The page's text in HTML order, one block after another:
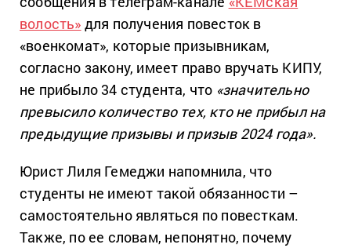
волость» для получения повесток в
«военкомат», которые призывникам,
согласно закону, имеет право вручать КИПУ,
не прибыло 34 студента, что «значительно
превысило количество тех, кто не прибыл на
предыдущие призывы и призыв 2024 года».
Юрист Лиля Гемеджи напомнила, что
студенты не имеют такой обязанности –
самостоятельно являться по повесткам.
Также, по ее словам, непонятно, почему